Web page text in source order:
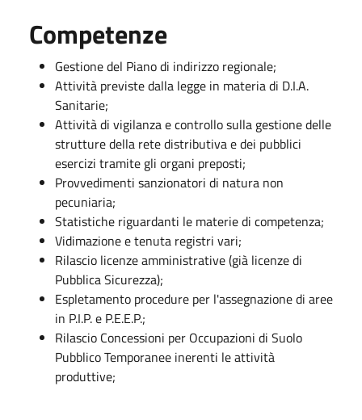
Competenze
Gestione del Piano di indirizzo regionale;
Attività previste dalla legge in materia di D.I.A.
Sanitarie;
Attività di vigilanza e controllo sulla gestione delle
strutture della rete distributiva e dei pubblici
esercizi tramite gli organi preposti;
Provvedimenti sanzionatori di natura non
pecuniaria;
Statistiche riguardanti le materie di competenza;
Vidimazione e tenuta registri vari;
Rilascio licenze amministrative (già licenze di
Pubblica Sicurezza);
Espletamento procedure per l'assegnazione di aree
in P.I.P. e P.E.E.P.;
Rilascio Concessioni per Occupazioni di Suolo
Pubblico Temporanee inerenti le attività
produttive;